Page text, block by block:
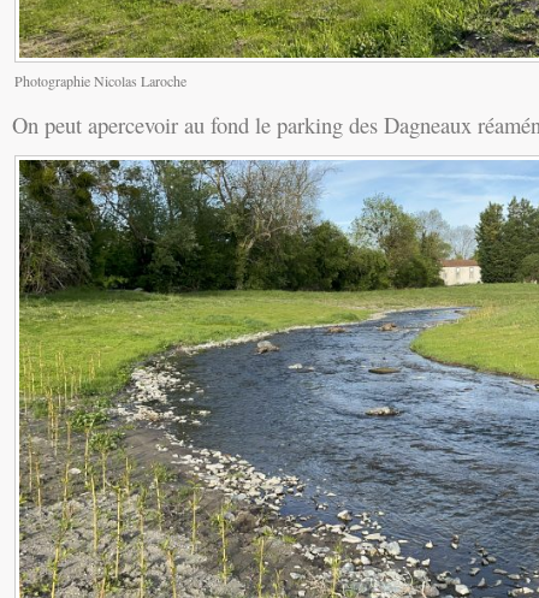
Photographie Nicolas Laroche
On peut apercevoir au fond le parking des Dagneaux